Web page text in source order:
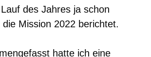
des Jahres ja schon
Mission 2022 berichtet.
hatte ich eine